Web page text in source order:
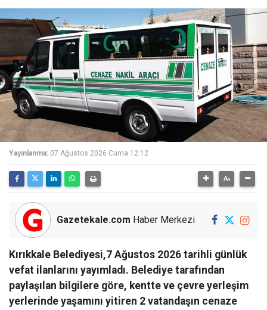
Yayınlanma: 07 Ağustos 2026 Cuma 12:12
Gazetekale.com Haber Merkezi
Kırıkkale Belediyesi,7 Ağustos 2026 tarihli günlük
vefat ilanlarını yayımladı. Belediye tarafından
paylaşılan bilgilere göre, kentte ve çevre yerleşim
yerlerinde yaşamını yitiren 2 vatandaşın cenaze